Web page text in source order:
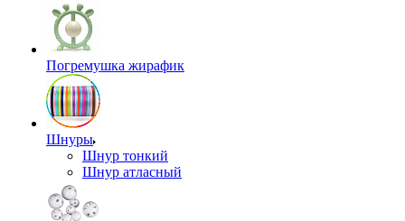
Погремушка жирафик
Шнуры
Шнур тонкий
Шнур атласный